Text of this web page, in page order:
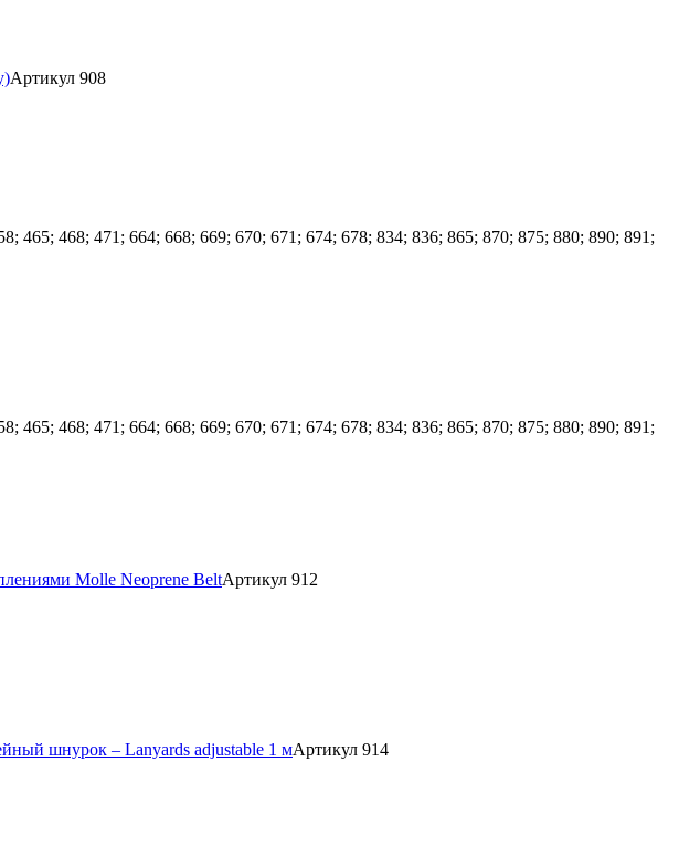
Артикул 908
468; 471; 664; 668; 669; 670; 671; 674; 678; 834; 836; 865; 870; 875; 880; 890; 891;
468; 471; 664; 668; 669; 670; 671; 674; 678; 834; 836; 865; 870; 875; 880; 890; 891;
Molle Neoprene BeltАртикул 912
шнурок – Lanyards adjustable 1 мАртикул 914